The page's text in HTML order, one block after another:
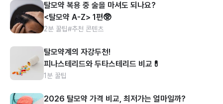
탈모약 복용 중 술을 마셔도 되나요?
<탈모약 A-Z> 1편🥸
2분 꿀팁#추천 콘텐츠
탈모약계의 자강두천!
피나스테리드와 두타스테리드 비교💊
1분 꿀팁
2026 탈모약 가격 비교, 최저가는 얼마일까?